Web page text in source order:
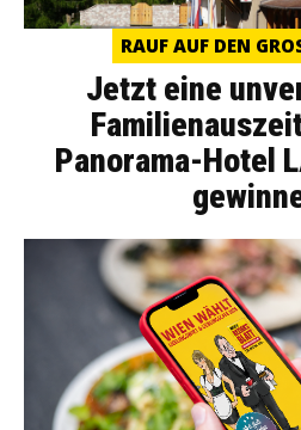
RAUF AUF DEN
Jetzt eine
Panorama-Hotel